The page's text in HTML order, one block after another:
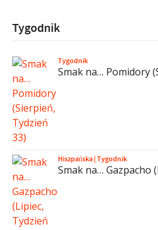
Tygodnik
Tygodnik
Smak na… Pomidory
Hiszpańska|Tygodnik
Smak na… Gazpacho